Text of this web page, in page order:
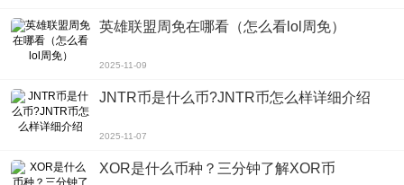
英雄联盟周免在哪看（怎么看lol周免）
2025-11-09
JNTR币是什么币?JNTR币怎么样详细介绍
2025-11-07
XOR是什么币种？三分钟了解XOR币